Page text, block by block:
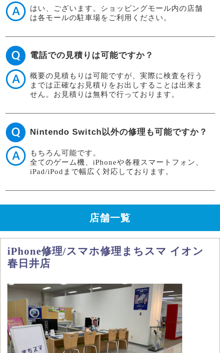
はい、ございます。ショッピングモール内の店舗
は各モールの駐車場をご利用ください。
電話での見積りは可能ですか？
概要の見積もりは可能ですが、実際に検査を行う
までは正確なお見積りをお出しすることは出来ま
せん。お見積りは無料で行っております。
Nintendo Switch以外の修理も可能ですか？
もちろん可能です。
全てのゲーム機、iPhoneや各種スマートフォン、
iPad/iPodまで幅広く対応しております。
店舗一覧
iPhone修理/スマホ修理まちスマ イオン
春日井店